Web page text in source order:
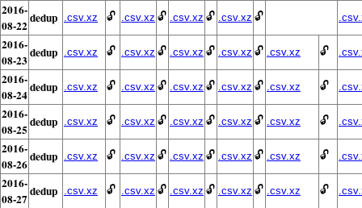
2016-
08-22dedup .csv.xz 🔓 .csv.xz 🔓 .csv.xz 🔓 .csv.xz 🔓
2016-
08-23dedup .csv.xz 🔓 .csv.xz 🔓 .csv.xz 🔓 .csv.xz 🔓 .csv.xz 🔓
2016-
08-24dedup .csv.xz 🔓 .csv.xz 🔓 .csv.xz 🔓 .csv.xz 🔓 .csv.xz 🔓
2016-
08-25 dedup .csv.xz 🔓 .csv.xz 🔓 .csv.xz 🔓 .csv.xz 🔓 .csv.xz 🔓
2016-
08-26dedup .csv.xz 🔓 .csv.xz 🔓 .csv.xz 🔓 .csv.xz 🔓 .csv.xz 🔓
2016-
08-27dedup .csv.xz 🔓 .csv.xz 🔓 .csv.xz 🔓 .csv.xz 🔓 .csv.xz 🔓